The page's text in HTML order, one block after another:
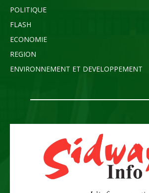
POLITIQUE
FLASH
ECONOMIE
REGION
ENVIRONNEMENT ET DEVELOPPEMENT